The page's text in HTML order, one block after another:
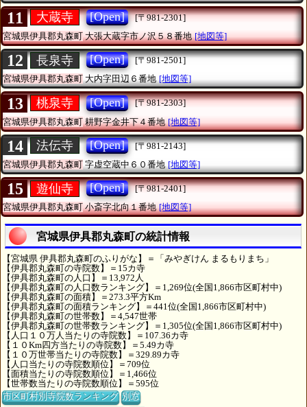
11 大蔵寺 [Open]
[〒981-2301]
宮城県伊具郡丸森町大張大蔵字市ノ沢５８番地 [地図等]
12 長泉寺 [Open]
[〒981-2501]
宮城県伊具郡丸森町大内字田辺６番地 [地図等]
13 桃泉寺 [Open]
[〒981-2303]
宮城県伊具郡丸森町耕野字金井下４番地 [地図等]
14 法伝寺 [Open]
[〒981-2143]
宮城県伊具郡丸森町 字虚空蔵中６０番地 [地図等]
15 遊仙寺 [Open]
[〒981-2401]
宮城県伊具郡丸森町小斎字北向１番地 [地図等]
宮城県伊具郡丸森町の統計情報
【宮城県 伊具郡丸森町のふりがな】＝「みやぎけん まるもりまち」
【伊具郡丸森町の寺院数】＝15カ寺
【伊具郡丸森町の人口】＝13,972人
【伊具郡丸森町の人口数ランキング】＝1,269位(全国1,866市区町村中)
【伊具郡丸森町の面積】＝273.3平方Km
【伊具郡丸森町の面積ランキング】＝441位(全国1,866市区町村中)
【伊具郡丸森町の世帯数】＝4,547世帯
【伊具郡丸森町の世帯数ランキング】＝1,305位(全国1,866市区町村中)
【人口１０万人当たりの寺院数】＝107.36カ寺
【１０Km四方当たりの寺院数】＝5.49カ寺
【１０万世帯当たりの寺院数】＝329.89カ寺
【人口当たりの寺院数順位】＝709位
【面積当たりの寺院数順位】＝1,466位
【世帯数当たりの寺院数順位】＝595位
市区町村別寺院数ランキング 別窓